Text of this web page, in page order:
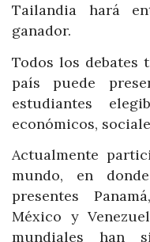
Tailandia hará
ganador.
Todos los debates
país puede
estudiantes
económicos,
Actualmente
mundo, en
presentes
México y
mundiales han